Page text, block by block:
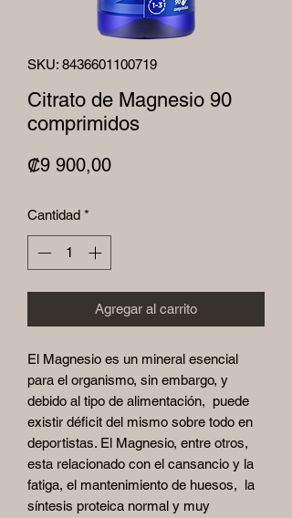
SKU: 8436601100719
Citrato de Magnesio 90
comprimidos
₡9 900,00Precio
Cantidad *
Agregar al carrito
El Magnesio es un mineral esencial
para el organismo, sin embargo, y
debido al tipo de alimentación, puede
existir déficit del mismo sobre todo en
deportistas. El Magnesio, entre otros,
esta relacionado con el cansancio y la
fatiga, el mantenimiento de huesos, la
síntesis proteica normal y muy